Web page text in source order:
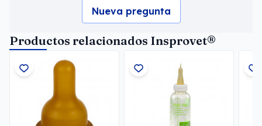
Nueva pregunta
Productos relacionados Insprovet®